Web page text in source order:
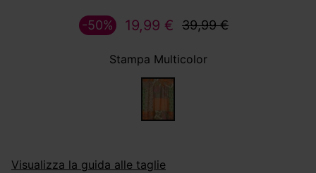
19,99 € 39,99 €
-50%
Stampa Multicolor
Visualizza la guida alle taglie